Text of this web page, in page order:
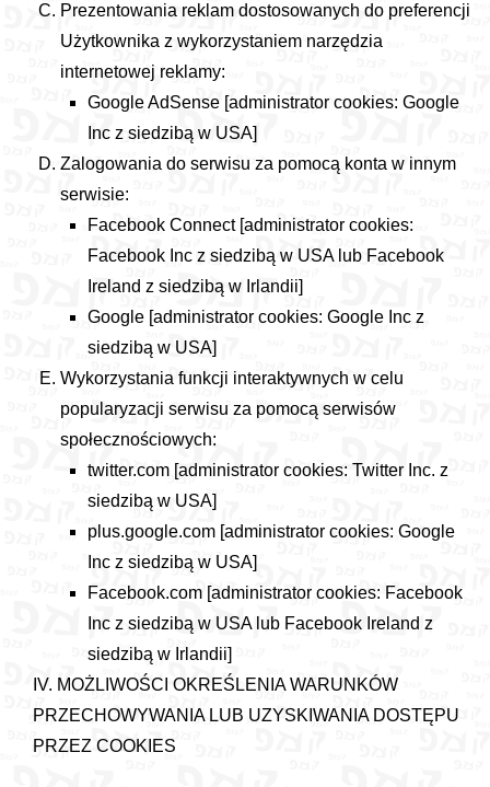
Prezentowania reklam dostosowanych do preferencji
Użytkownika z wykorzystaniem narzędzia
internetowej reklamy:
Google AdSense [administrator cookies: Google
Inc z siedzibą w USA]
Zalogowania do serwisu za pomocą konta w innym
serwisie:
Facebook Connect [administrator cookies:
Facebook Inc z siedzibą w USA lub Facebook
Ireland z siedzibą w Irlandii]
Google [administrator cookies: Google Inc z
siedzibą w USA]
Wykorzystania funkcji interaktywnych w celu
popularyzacji serwisu za pomocą serwisów
społecznościowych:
twitter.com [administrator cookies: Twitter Inc. z
siedzibą w USA]
plus.google.com [administrator cookies: Google
Inc z siedzibą w USA]
Facebook.com [administrator cookies: Facebook
Inc z siedzibą w USA lub Facebook Ireland z
siedzibą w Irlandii]
IV. MOŻLIWOŚCI OKREŚLENIA WARUNKÓW
PRZECHOWYWANIA LUB UZYSKIWANIA DOSTĘPU
PRZEZ COOKIES